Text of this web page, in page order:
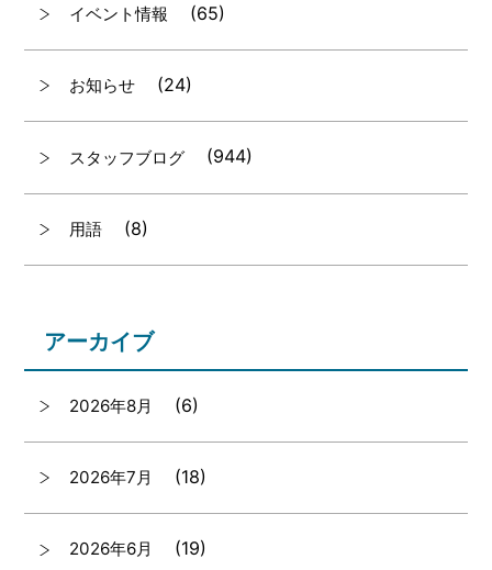
イベント情報 (65)
お知らせ (24)
スタッフブログ (944)
用語 (8)
アーカイブ
2026年8月 (6)
2026年7月 (18)
2026年6月 (19)